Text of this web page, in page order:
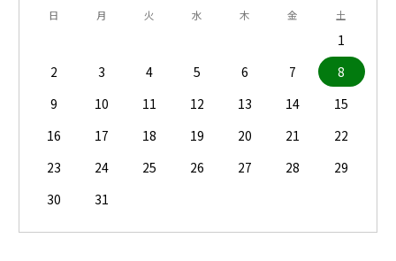
日 月 火 水 木 金 土
1
2
3 4 5 6 7
8
9
10 11 12 13 14
15
16
17 18 19 20 21
22
23
24 25 26 27 28
29
30
31